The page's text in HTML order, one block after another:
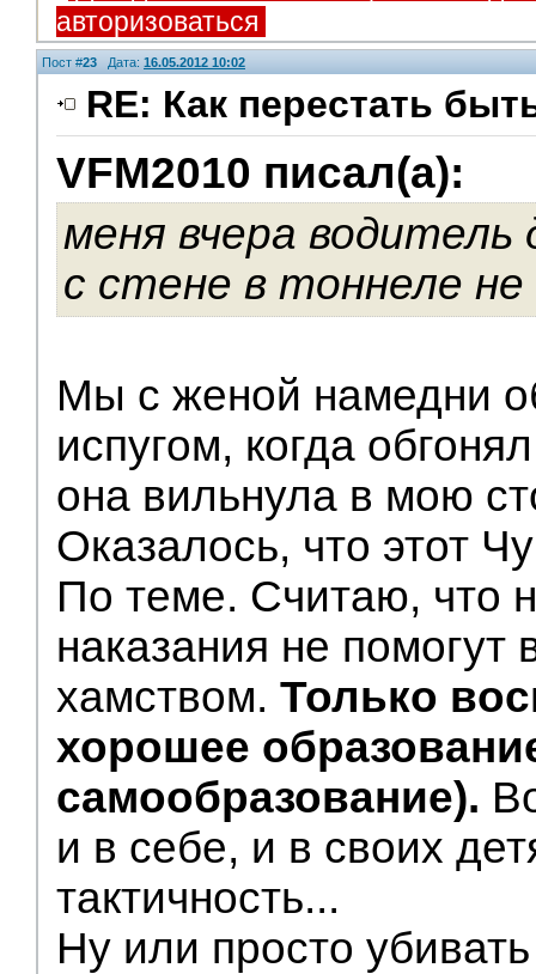
авторизоваться
Пост #23 Дата: 16.05.2012 10:02
RE: Как перестать
VFM2010 писал(а):
меня вчера водитель
с стене в тоннеле
Мы с женой намедни
испугом, когда
она вильнула в мою
Оказалось, что этот
По теме. Считаю, что
наказания не помогут
хамством. Только
хорошее
самообразование).
и в себе, и в своих
тактичность...
Ну или просто
Помощники